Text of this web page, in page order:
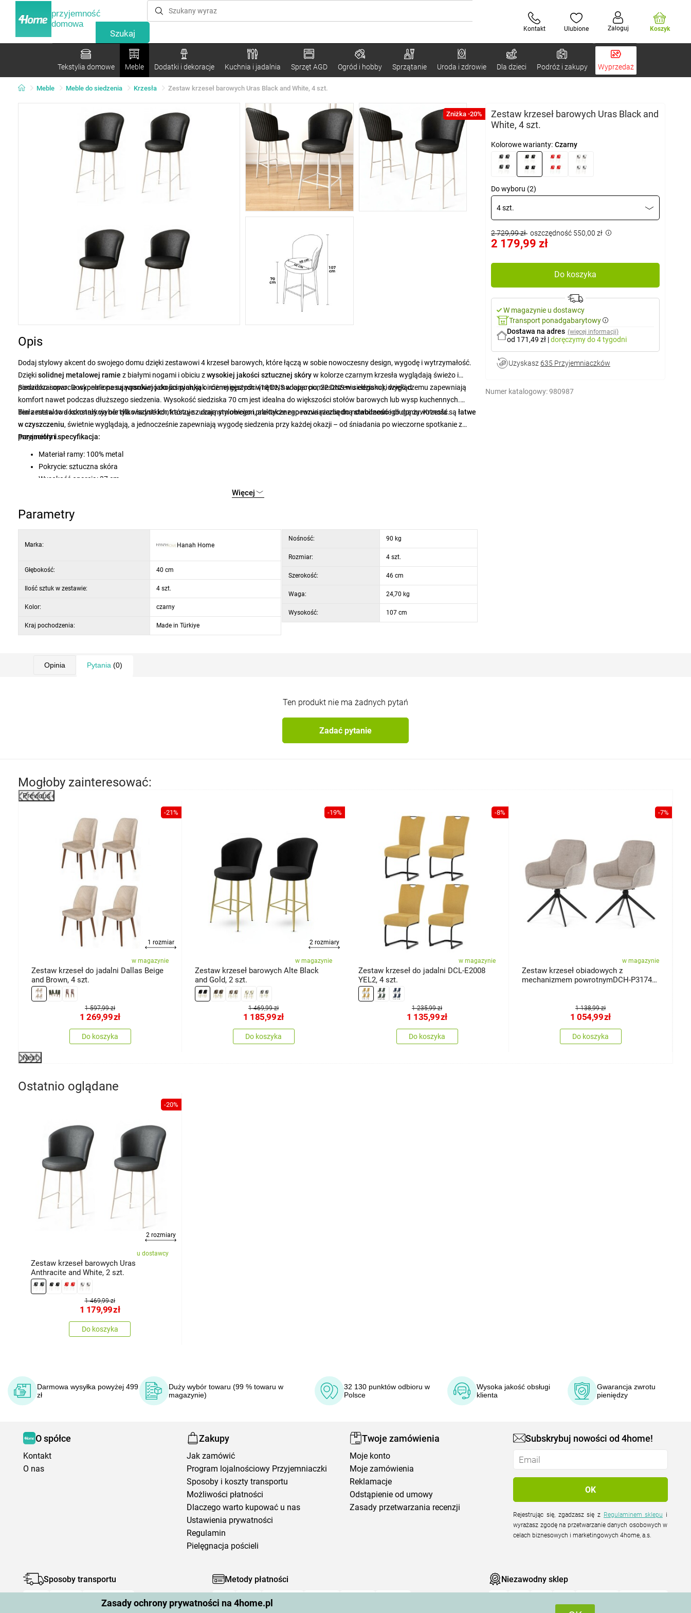
Zasady ochrony prywatności na 4home.pl
przyjemność
domowa
Kontakt Ulubione Zaloguj Koszyk
Tekstylia domowe Meble Dodatki i dekoracje Kuchnia i jadalnia Sprzęt AGD Ogród i hobby Sprzątanie Uroda i zdrowie Dla dzieci Podróż i zakupy Wyprzedaż
Meble Meble do siedzenia Krzesła Zestaw krzeseł barowych Uras Black and White, 4 szt.
Zniżka -20%
Zestaw krzeseł barowych Uras Black and
White, 4 szt.
Kolorowe warianty: Czarny
Do wyboru (2)
4 szt.
2 729,99 zł oszczędność 550,00 zł
2 179,99 zł
Do koszyka
W magazynie u dostawcy
Transport ponadgabarytowy
Dostawa na adres (więcej informacji)
od 171,49 zł |doręczymydo 4 tygodni
Uzyskasz 635 Przyjemniaczków
Numer katalogowy:980987
Opis
Dodaj stylowy akcent do swojego domu dzięki zestawowi 4 krzeseł barowych, które łączą w sobie nowoczesny design, wygodę i wytrzymałość.
Dziękisolidnej metalowej ramie z białymi nogami i obiciu zwysokiej jakości sztucznej skóryw kolorze czarnym krzesła wyglądają świeżo i
ponadczasowo. Doskonale pasują zarówno do jasnych, jak i ciemniejszych wnętrz, nadając pomieszczeniu elegancki wygląd.
Siedzisko i oparcie wypełnione sąwysokiej jakości piankąo różnej gęstości (18 DNS w oparciu, 22 DNS w siedzisku), dzięki czemu zapewniają
komfort nawet podczas dłuższego siedzenia. Wysokość siedziska 70 cm jest idealna do większości stołów barowych lub wysp kuchennych.
Biała metalowa konstrukcja nie tylko ładnie kontrastuje z czarnym obiciem, ale także zapewnia niezbędnąstabilnośći długą żywotność.
Ten zestaw to doskonały wybór dla wszystkich, którzy szukają stylowego i praktycznego rozwiązania do nowoczesnego domu. Krzesła są łatwe
w czyszczeniu, świetnie wyglądają, a jednocześnie zapewniają wygodę siedzenia przy każdej okazji – od śniadania po wieczorne spotkanie z
przyjaciółmi.
Parametry i specyfikacja:
Materiał ramy: 100% metal
Pokrycie: sztuczna skóra
Wysokość oparcia: 37 cm
Kolor: czarny / biały
Więcej
Parametry
Marka: Hanah Home
Głębokość: 40 cm
Ilość sztuk w zestawie: 4 szt.
Kolor: czarny
Kraj pochodzenia: Made in Türkiye
Nośność: 90 kg
Rozmiar: 4 szt.
Szerokość: 46 cm
Waga: 24,70 kg
Wysokość: 107 cm
Opinia Pytania (0)
Ten produkt nie ma żadnych pytań
Zadać pytanie
Mogłoby zainteresować:
Previous
-21%
1 rozmiar
w magazynie
Zestaw krzeseł do jadalni Dallas Beige
and Brown, 4 szt.
1 597,99 zł
1 269,99zł
Do koszyka
-19%
2 rozmiary
w magazynie
Zestaw krzeseł barowych Alte Black
and Gold, 2 szt.
1 469,99 zł
1 185,99zł
Do koszyka
-8%
w magazynie
Zestaw krzeseł do jadalni DCL-E2008
YEL2, 4 szt.
1 235,99 zł
1 135,99zł
Do koszyka
-7%
w magazynie
Zestaw krzeseł obiadowych z
mechanizmem powrotnymDCH-P3174
1 138,99 zł
1 054,99zł
Do koszyka
Next
Ostatnio oglądane
-20%
2 rozmiary
u dostawcy
Zestaw krzeseł barowych Uras
Anthracite and White, 2 szt.
1 469,99 zł
1 179,99zł
Do koszyka
Darmowa wysyłka powyżej 499
zł
Duży wybór towaru (99 % towaru w
magazynie)
32 130 punktów odbioru w
Polsce
Wysoka jakość obsługi
klienta
Gwarancja zwrotu
pieniędzy
O spółce
Kontakt
O nas
Zakupy
Jak zamówić
Program lojalnościowy Przyjemniaczki
Sposoby i koszty transportu
Możliwości płatności
Dlaczego warto kupować u nas
Ustawienia prywatności
Regulamin
Pielęgnacja pościeli
Twoje zamówienia
Moje konto
Moje zamówienia
Reklamacje
Odstąpienie od umowy
Zasady przetwarzania recenzji
Subskrybuj nowości od 4home!
Rejestrując się, zgadzasz się z Regulaminem sklepu
wyrażasz zgodę na przetwarzanie danych osobowych w
celach biznesowych i marketingowych 4home, a.s.
Sposoby transportu Metody płatności Niezawodny sklep